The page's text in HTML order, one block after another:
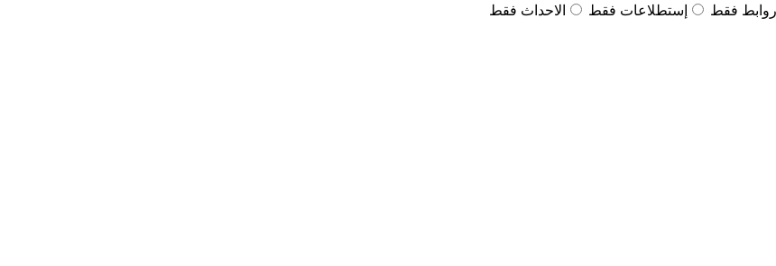
روابط فقط إستطلاعات فقط
الاحداث فقط